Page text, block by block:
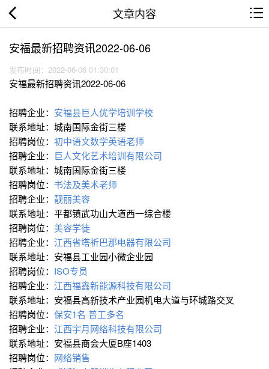
文章内容
安福最新招聘资讯2022-06-06
发布时间：2022-06-06 01:30:01
安福最新招聘资讯2022-06-06
招聘企业： 安福县巨人优学培训学校
联系地址：城南国际金街三楼
招聘岗位： 初中语文数学英语老师
招聘企业： 巨人文化艺术培训有限公司
联系地址：城南国际金街三楼
招聘岗位： 书法及美术老师
招聘企业： 靓丽美容
联系地址：平都镇武功山大道西一综合楼
招聘岗位： 美容学徒
招聘企业： 江西省塔祈巴那电器有限公司
联系地址：安福县工业园小微企业园
招聘岗位： ISO专员
招聘企业： 江西福鑫新能源科技有限公司
联系地址：安福县高新技术产业园机电大道与环城路交叉
招聘岗位： 保安1名 普工多名
招聘企业： 江西宇月网络科技有限公司
联系地址：安福县商会大厦B座1403
招聘岗位： 网络销售